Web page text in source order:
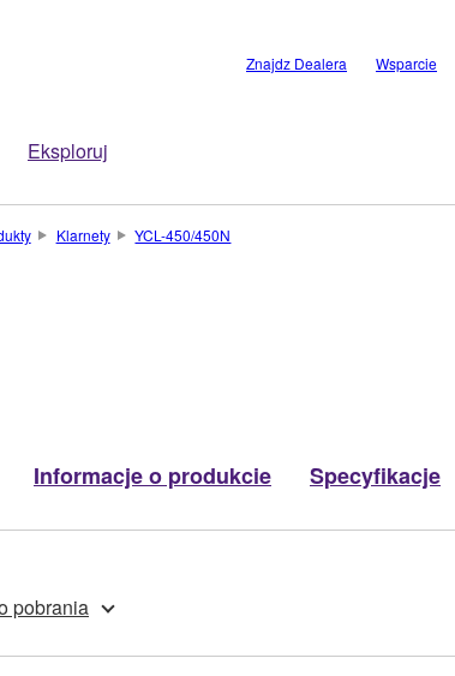
Eksploruj
Znajdz Dealera Wsparcie
Klarnety YCL-450/450N
Informacje o produkcie Specyfikacje
pobrania